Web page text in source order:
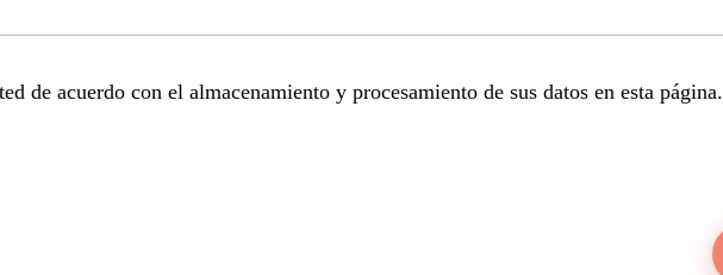
de acuerdo con el almacenamiento y procesamiento de sus datos en esta página.